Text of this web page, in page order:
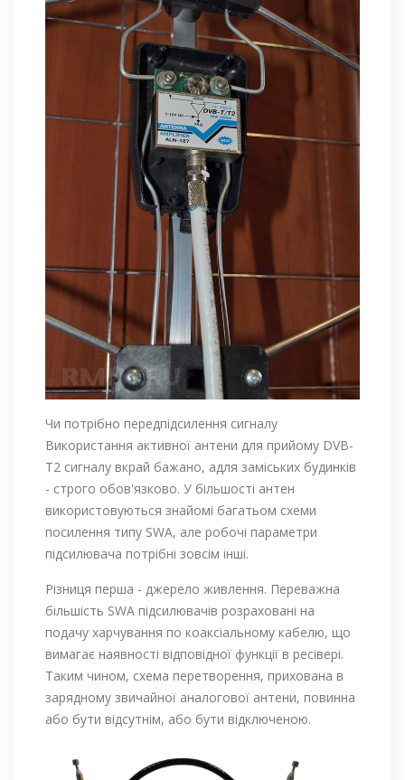
Чи потрібно передпідсилення сигналу
Використання активної антени для прийому DVB-
Т2 сигналу вкрай бажано, адля заміських будинків
- строго обов'язково. У більшості антен
використовуються знайомі багатьом схеми
посилення типу SWA, але робочі параметри
підсилювача потрібні зовсім інші.
Різниця перша - джерело живлення. Переважна
більшість SWA підсилювачів розраховані на
подачу харчування по коаксіальному кабелю, що
вимагає наявності відповідної функції в ресівері.
Таким чином, схема перетворення, прихована в
зарядному звичайної аналогової антени, повинна
або бути відсутнім, або бути відключеною.